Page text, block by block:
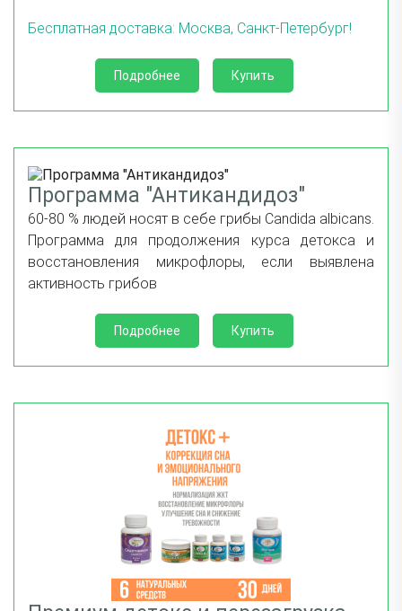
Бесплатная доставка: Москва, Санкт-Петербург!
Подробнее Купить
Программа "Антикандидоз"
60-80 % людей носят в себе грибы Candida albicans.
Программа для продолжения курса детокса и
восстановления микрофлоры, если выявлена
активность грибов
Подробнее Купить